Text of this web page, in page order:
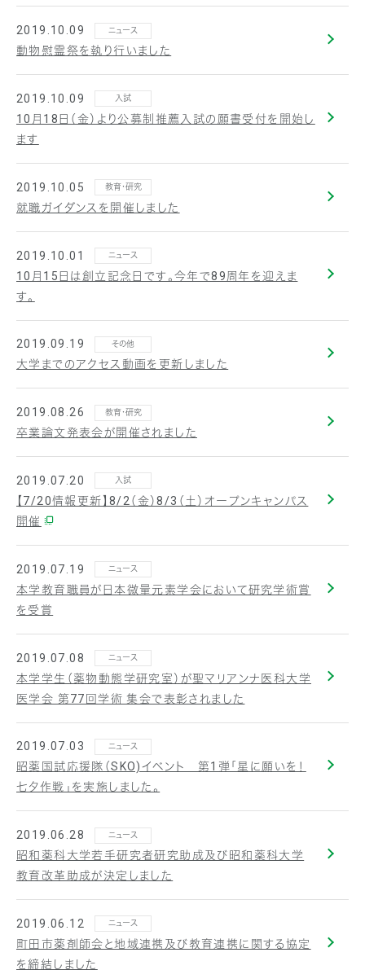
2019.10.09 ニュース
動物慰霊祭を執り行いました
2019.10.09 入試
10月18日（金）より公募制推薦入試の願書受付を開始し
ます
2019.10.05 教育・研究
就職ガイダンスを開催しました
2019.10.01 ニュース
10月15日は創立記念日です。今年で89周年を迎えま
す。
2019.09.19 その他
大学までのアクセス動画を更新しました
2019.08.26 教育・研究
卒業論文発表会が開催されました
2019.07.20 入試
【7/20情報更新】8/2（金）8/3（土）オープンキャンパス
開催
2019.07.19 ニュース
本学教育職員が日本微量元素学会において研究学術賞
を受賞
2019.07.08 ニュース
本学学生（薬物動態学研究室）が聖マリアンナ医科大学
医学会 第77回学術 集会で表彰されました
2019.07.03 ニュース
昭薬国試応援隊（SKO)イベント 第1弾「星に願いを！
七夕作戦」を実施しました。
2019.06.28 ニュース
昭和薬科大学若手研究者研究助成及び昭和薬科大学
教育改革助成が決定しました
2019.06.12 ニュース
町田市薬剤師会と地域連携及び教育連携に関する協定
を締結しました